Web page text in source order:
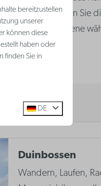
und entdecken Sie
der Polderebene
Weltkriegs.
Duinbossen
Wandern, Laufen,
bereitzustellen
unserer
können diese
haben oder
finden Sie in
DE